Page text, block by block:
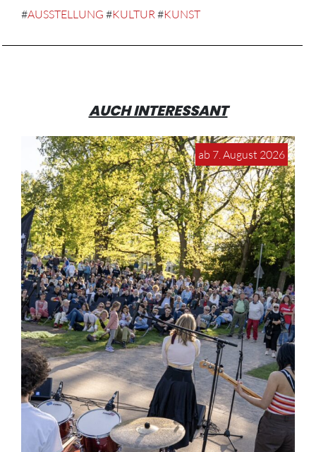
#AUSSTELLUNG #KULTUR #KUNST
AUCH INTERESSANT
ab 7. August 2026